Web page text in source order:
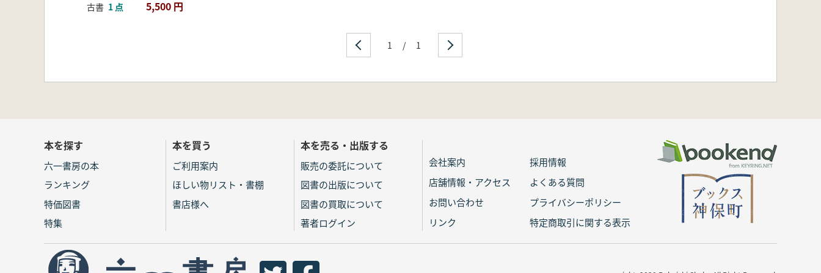
古書 1 点 5,500 円
1 / 1
本を探す
六一書房の本
ランキング
特価図書
特集
本を買う
ご利用案内
ほしい物リスト・書棚
書店様へ
本を売る・出版する
販売の委託について
図書の出版について
図書の買取について
著者ログイン
会社案内
採用情報
店舗情報・アクセス
よくある質問
お問い合わせ
プライバシーポリシー
リンク
特定商取引に関する表示